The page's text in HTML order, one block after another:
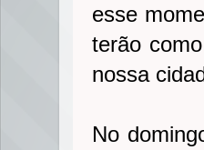
esse
terão
nossa
No